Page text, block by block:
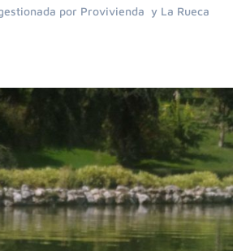
por Provivienda y La Rueca